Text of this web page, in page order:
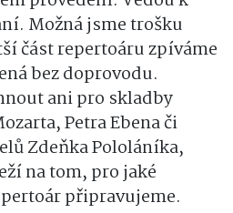
Možná jsme trošku
část repertoáru zpíváme
bez doprovodu.
ani pro skladby
Petra Ebena či
Zdeňka Pololáníka,
na tom, pro jaké
připravujeme.